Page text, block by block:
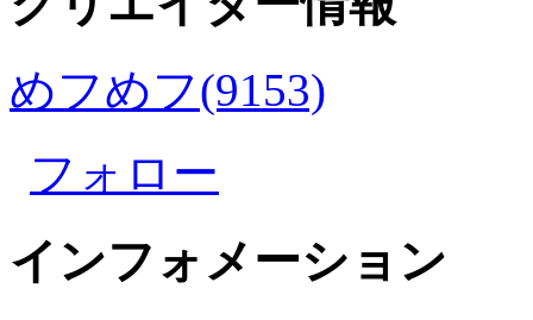
めフめフ(9153)
フォロー
インフォメーション